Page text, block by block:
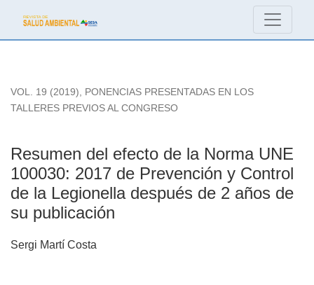
Resumen del efecto de la Norma UNE 100030: 2017 de
VOL. 19 (2019), PONENCIAS PRESENTADAS EN LOS
TALLERES PREVIOS AL CONGRESO
Resumen del efecto de la Norma UNE
100030: 2017 de Prevención y Control
de la Legionella después de 2 años de
su publicación
Sergi Martí Costa